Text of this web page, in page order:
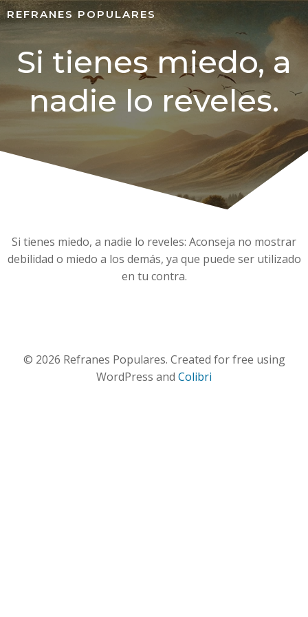
REFRANES POPULARES
Si tienes miedo, a
nadie lo reveles.
Si tienes miedo, a nadie lo reveles: Aconseja no mostrar
debilidad o miedo a los demás, ya que puede ser utilizado
en tu contra.
© 2026 Refranes Populares. Created for free using
WordPress and Colibri